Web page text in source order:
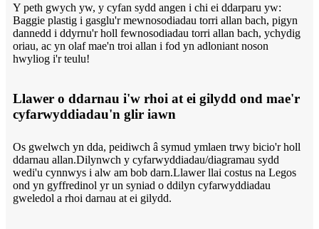
Y peth gwych yw, y cyfan sydd angen i chi ei ddarparu yw:
Baggie plastig i gasglu'r mewnosodiadau torri allan bach, pigyn
dannedd i ddyrnu'r holl fewnosodiadau torri allan bach, ychydig
oriau, ac yn olaf mae'n troi allan i fod yn adloniant noson
hwyliog i'r teulu!
Llawer o ddarnau i'w rhoi at ei gilydd ond mae'r
cyfarwyddiadau'n glir iawn
Os gwelwch yn dda, peidiwch â symud ymlaen trwy bicio'r holl
ddarnau allan.Dilynwch y cyfarwyddiadau/diagramau sydd
wedi'u cynnwys i alw am bob darn.Llawer llai costus na Legos
ond yn gyffredinol yr un syniad o ddilyn cyfarwyddiadau
gweledol a rhoi darnau at ei gilydd.